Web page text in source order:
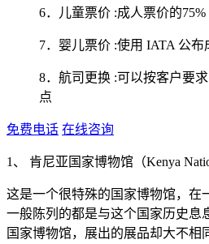
6．儿童票价 :成人票价的75%
7．婴儿票价 :使用 IATA 公布
8．航司更换 :可以按客户要
点
免费电话 在线咨询
1、 肯尼亚国家博物馆（Kenya
这是一个很特殊的国家博物馆，在
一般陈列的都是与这个国家历史息
国家博物馆，展出的展品却大不相